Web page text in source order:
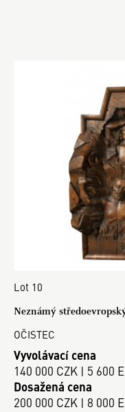
Lot 10
Neznámý
OČISTEC
Vyvolávací cena
140 000 CZK | 5 600
Dosažená cena
200 000 CZK | 8 000